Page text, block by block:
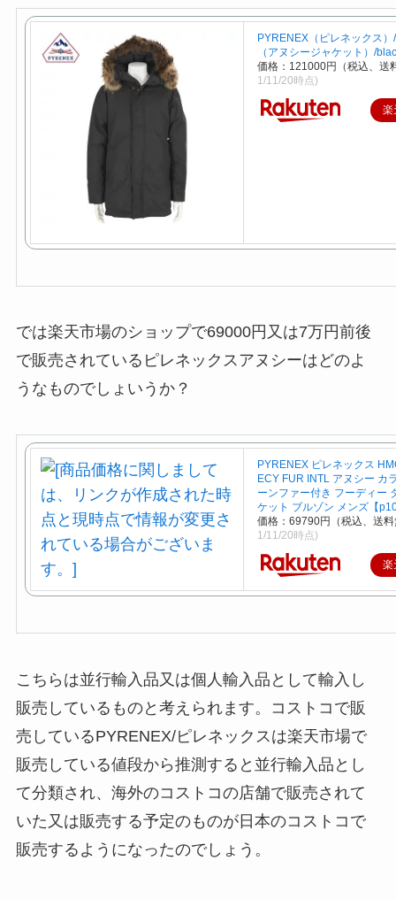
PYRENEX（ピレネックス
（アヌシージャケット）/
価格：121000円（税込、送
1/11/20時点)
楽
では楽天市場のショップで69000円又は7万円前後
で販売されているピレネックスアヌシーはどのよ
うなものでしょいうか？
PYRENEX ピレネックス
ECY FUR INTL アヌシー カ
ーンファー付き フーディー
ケット ブルゾン メンズ【
価格：69790円（税込、送
1/11/20時点)
楽
こちらは並行輸入品又は個人輸入品として輸入し
販売しているものと考えられます。コストコで販
売しているPYRENEX/ピレネックスは楽天市場で
販売している値段から推測すると並行輸入品とし
て分類され、海外のコストコの店舗で販売されて
いた又は販売する予定のものが日本のコストコで
販売するようになったのでしょう。